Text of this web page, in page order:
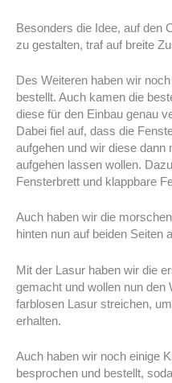
Besonders die Idee, auf den
zu gestalten, traf auf breite
Des Weiteren haben wir
bestellt. Auch kamen die
diese für den Einbau genau
Dabei fiel auf, dass die
aufgehen und wir diese dann
aufgehen lassen wollen.
Fensterbrett und klappbare
Auch haben wir die
hinten nun auf beiden Seiten
Mit der Lasur haben wir die
gemacht und wollen nun den
farblosen Lasur streichen,
erhalten.
Auch haben wir noch einige
besprochen und bestellt,